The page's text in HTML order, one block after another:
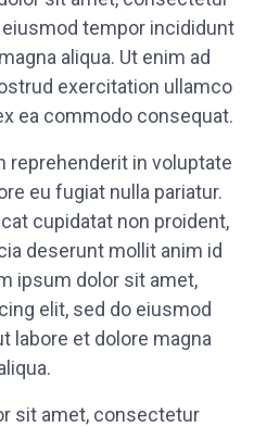
tempor incididunt
aliqua. Ut enim ad
exercitation ullamco
ea commodo consequat.
reprehenderit in voluptate
eu fugiat nulla pariatur.
cupidatat non proident,
deserunt mollit anim id
ipsum dolor sit amet,
elit, sed do eiusmod
labore et dolore magna
sit amet, consectetur